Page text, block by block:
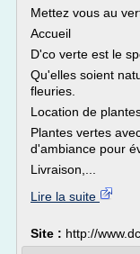
Mettez vous au
Accueil
D'co verte est le
Qu'elles soient
fleuries.
Location de
Plantes vertes
d'ambiance pour
Livraison,...
Lire la suite
Site : http://